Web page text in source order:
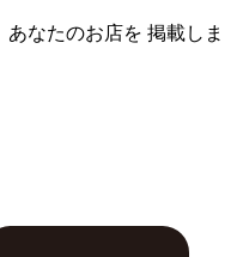
あなたのお店を 掲載しま